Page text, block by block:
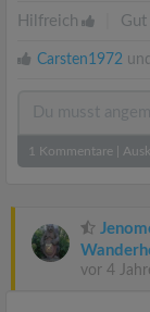
Hilfreich Gut
Carsten1972 und
1 Kommentare
vor 4